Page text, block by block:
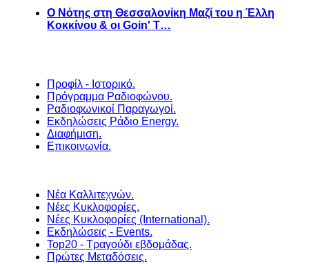
Ο Νότης στη Θεσσαλονίκη Μαζί του η Έλλη
Κοκκίνου & οι Goin' T…
Προφίλ - Ιστορικό.
Πρόγραμμα Ραδιοφώνου.
Ραδιοφωνικοί Παραγωγοί.
Εκδηλώσεις Ράδιο Energy.
Διαφήμιση.
Επικοινωνία.
Νέα Καλλιτεχνών.
Νέες Κυκλοφορίες.
Νέες Κυκλοφορίες (International).
Εκδηλώσεις - Events.
Top20 - Τραγούδι εβδομάδας.
Πρώτες Μεταδόσεις.